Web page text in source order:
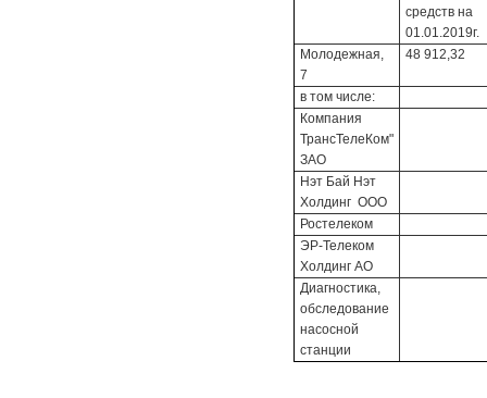
средств на
01.01.2019г.
Молодежная,
7
48 912,32
в том числе:
Компания
ТрансТелеКом"
ЗАО
Нэт Бай Нэт
Холдинг ООО
Ростелеком
ЭР-Телеком
Холдинг АО
Диагностика,
обследование
насосной
станции